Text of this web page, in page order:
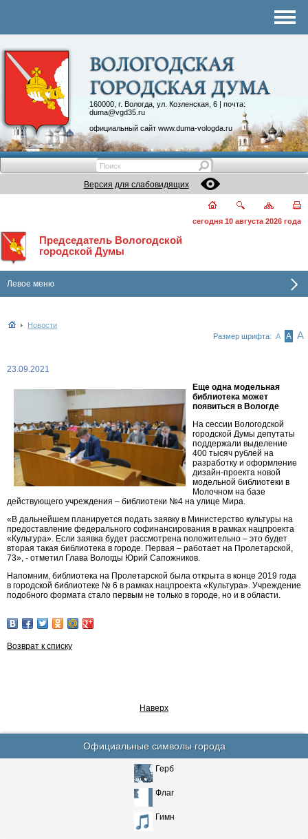
160000, г. Вологда, ул. Козленская, 6 | почта:
duma@vgd35.ru
официальный сайт www.duma-vologda.ru
Контакты
Депутатские объединения
Версия для слабовидящих
сегодня 10 августа 2026 года
Председатель Вологодской
городской Думы
Левое меню
Новости
Размер шрифта: А А А
23.09.2021
Еще одна модельная
библиотека может
появиться в Вологде
На сессии Вологодской
городской Думы депутаты
поддержали выделение
400 тысяч рублей на
разработку и оформление
дизайн-проекта новой
модельной библиотеки в
Молочном на базе
действующего учреждения – библиотеки №4 на улице Мира.
«В дальнейшем планируется подать заявку в Министерство культуры на
предоставление федерального софинансирования в рамках нацпроекта
«Культура». Если заявка будет рассмотрена положительно – это будет
вторая такая библиотека в городе. Первая – работает на Пролетарской,
73», - отметил Глава Вологды Юрий Сапожников.
Напомним, библиотека на Пролетарской была открыта в конце 2019 года
в городской библиотеке № 6 в рамках нацпроекта «Культура». Учреждение
подобного формата стало первым не только в городе, но и в области.
Возврат к списку
Наверх
Официальные символы города
Герб
Флаг
Гимн